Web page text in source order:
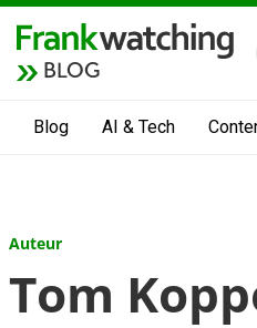
BLOG
Blog AI & Tech
Auteur
Tom